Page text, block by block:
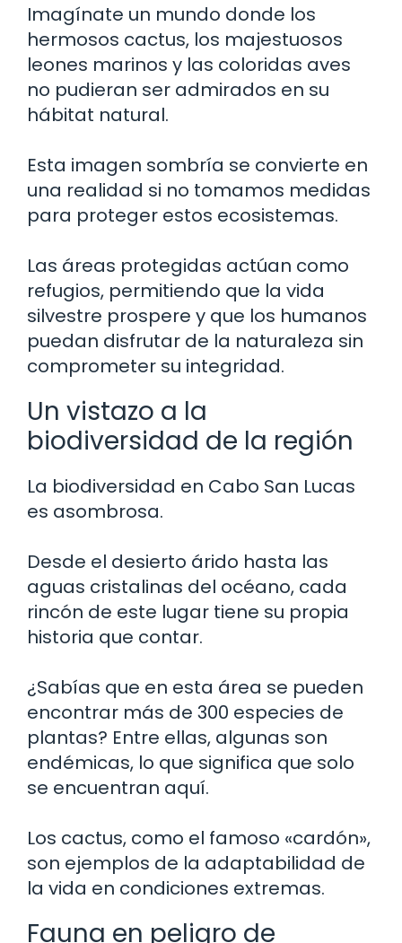
Imagínate un mundo donde los
hermosos cactus, los majestuosos
leones marinos y las coloridas aves
no pudieran ser admirados en su
hábitat natural.
Esta imagen sombría se convierte en
una realidad si no tomamos medidas
para proteger estos ecosistemas.
Las áreas protegidas actúan como
refugios, permitiendo que la vida
silvestre prospere y que los humanos
puedan disfrutar de la naturaleza sin
comprometer su integridad.
Un vistazo a la
biodiversidad de la región
La biodiversidad en Cabo San Lucas
es asombrosa.
Desde el desierto árido hasta las
aguas cristalinas del océano, cada
rincón de este lugar tiene su propia
historia que contar.
¿Sabías que en esta área se pueden
encontrar más de 300 especies de
plantas? Entre ellas, algunas son
endémicas, lo que significa que solo
se encuentran aquí.
Los cactus, como el famoso «cardón»,
son ejemplos de la adaptabilidad de
la vida en condiciones extremas.
Fauna en peligro de